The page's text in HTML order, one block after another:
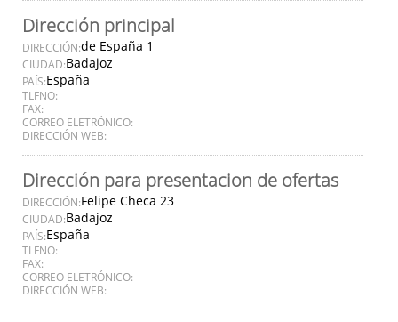
Dirección principal
DIRECCIÓN:de España 1
CIUDAD:Badajoz
PAÍS:España
TLFNO:
FAX:
CORREO ELETRÓNICO:
DIRECCIÓN WEB:
Dirección para presentacion de ofertas
DIRECCIÓN:Felipe Checa 23
CIUDAD:Badajoz
PAÍS:España
TLFNO:
FAX:
CORREO ELETRÓNICO:
DIRECCIÓN WEB: